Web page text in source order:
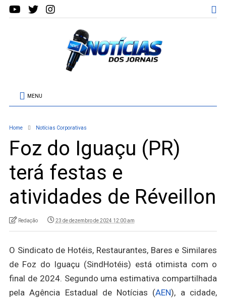
MENU
Home Notícias Corporativas
Foz do Iguaçu (PR)
terá festas e
atividades de Réveillon
Redação 23 de dezembro de 2024 12:00 am
O Sindicato de Hotéis, Restaurantes, Bares e Similares
de Foz do Iguaçu (SindHotéis) está otimista com o
final de 2024. Segundo uma estimativa compartilhada
pela Agência Estadual de Notícias (AEN), a cidade,